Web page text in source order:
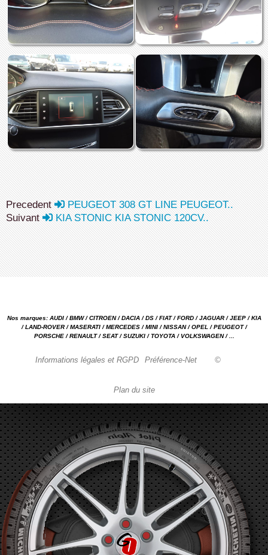
Precedent
PEUGEOT 308 GT LINE PEUGEOT..
Suivant
KIA STONIC KIA STONIC 120CV..
Nos marques: AUDI / BMW / CITROEN / DACIA / DS / FIAT / FORD / JAGUAR / JEEP / KIA
/ LAND-ROVER / MASERATI / MERCEDES / MINI / NISSAN / OPEL / PEUGEOT /
PORSCHE / RENAULT / SEAT / SUZUKI / TOYOTA / VOLKSWAGEN / ...
Informations légales et RGPD Préférence-Net ©
Plan du site
Garage automobile Reparation, entretien, carrosserie, concessionnaire Loire 42